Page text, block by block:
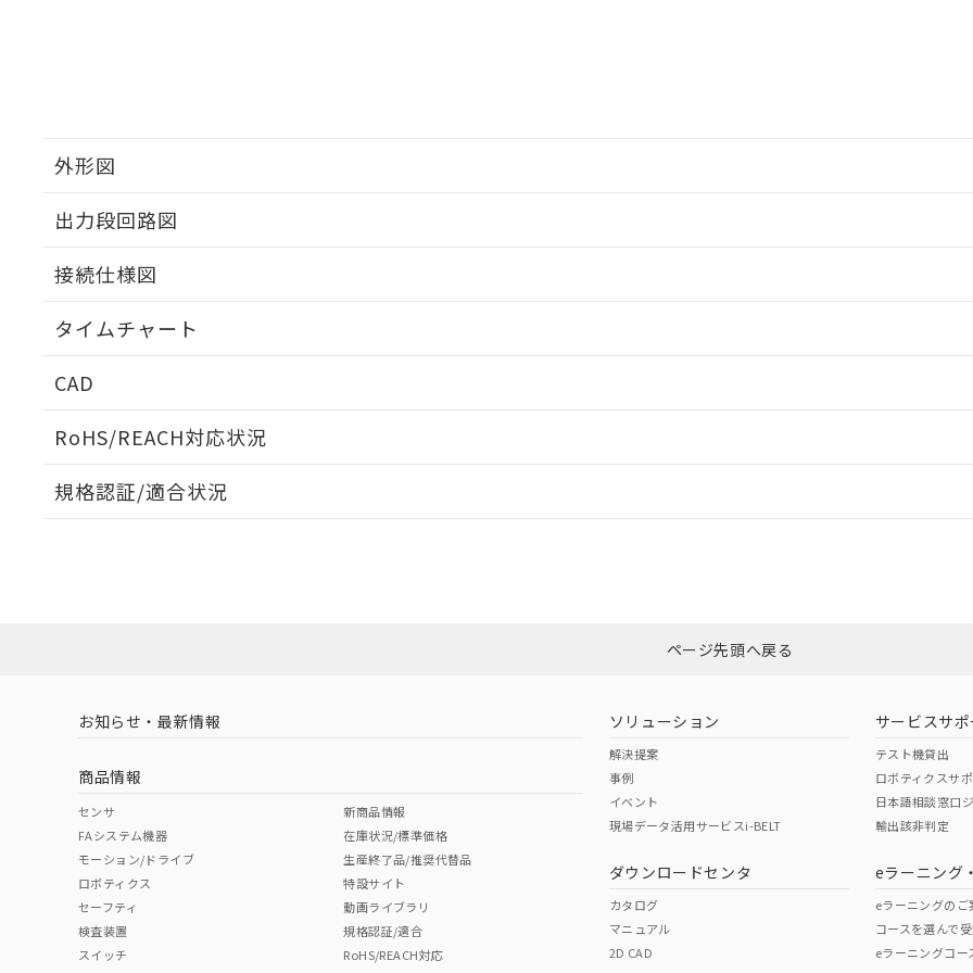
外形図
出力段回路図
接続仕様図
タイムチャート
CAD
RoHS/REACH対応状況
EU RoHS 注意事項・凡例
ダウンロードはこちら
中国 RoHS 注意事項・凡例
中国 RoHS表
Pb Hg Cr(VI)
規格認証/適合状況
（イギリス
（ノルウェー
（日本
（アメリカ
この製品の規格認証/適合
その他の認証はこちらのページからご
ページ先頭へ戻る
お知らせ・最新情報
商品情報
センサ
FAシステム機器
モーション/ドライブ
ロボティクス
セーフティ
検査装置
スイッチ
新商品情報
在庫状況/標準価格
生産終了品/推奨代替品
特設サイト
動画ライブラリ
規格認証/適合
RoHS/REACH対応
ソリューション
解決提案
事例
イベント
現場データ活用サービスi-BELT
ダウンロードセンタ
カタログ
マニュアル
2D CAD
サービスサポ
テスト機貸出
ロボティクスサ
日本語相談窓口
輸出該非判定
eラーニング
eラーニングのご
コースを選んで
eラーニングコー